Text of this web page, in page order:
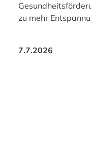
zu mehr
7.7.2026